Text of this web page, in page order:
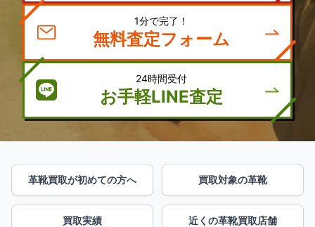
1分で完了！
無料査定フォーム
24時間受付
お手軽LINE査定
革靴買取が初めての方へ 買取対象の革靴
買取実績 近くの革靴買取店舗